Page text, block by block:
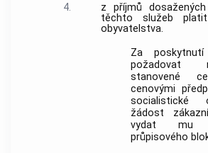
4.
z příjmů
těchto služeb
obyvatelstva.
Za
požadovat
stanovené
cenovými
socialistické
žádost
vydat mu
průpisového